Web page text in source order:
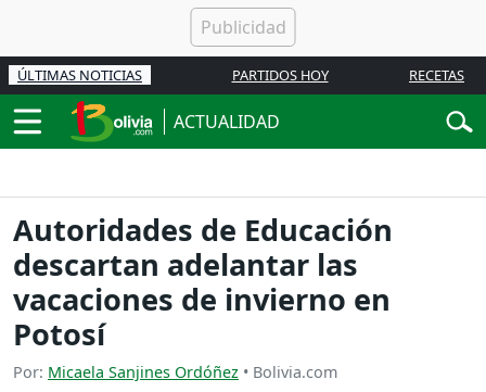
ÚLTIMAS NOTICIAS PARTIDOS HOY RECETAS
ACTUALIDAD
Autoridades de Educación
descartan adelantar las
vacaciones de invierno en
Potosí
Por: Micaela Sanjines Ordóñez • Bolivia.com